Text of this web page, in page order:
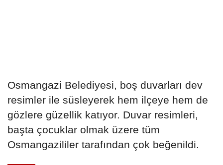
Osmangazi Belediyesi, boş duvarları dev
resimler ile süsleyerek hem ilçeye hem de
gözlere güzellik katıyor. Duvar resimleri,
başta çocuklar olmak üzere tüm
Osmangazililer tarafından çok beğenildi.